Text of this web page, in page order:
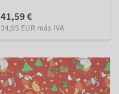
41,59 €
34,95 EUR más IVA